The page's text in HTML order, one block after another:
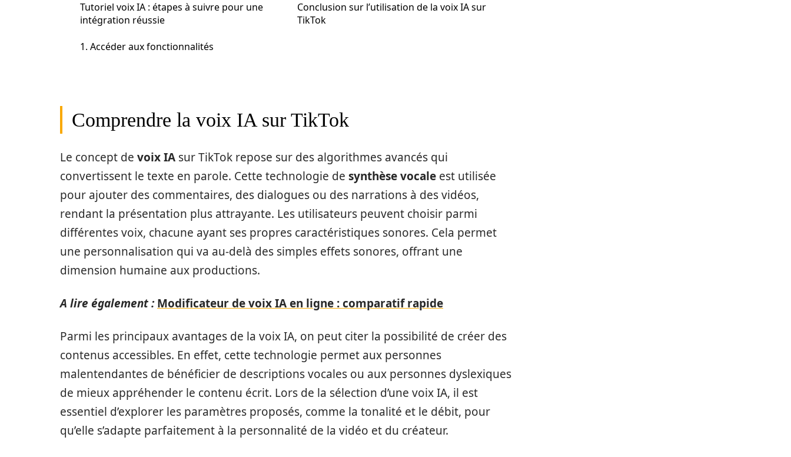
Tutoriel voix IA : étapes à suivre pour une
intégration réussie
1. Accéder aux fonctionnalités
Conclusion sur l’utilisation de la voix IA sur
TikTok
Comprendre la voix IA sur TikTok
Le concept de voix IA sur TikTok repose sur des algorithmes avancés qui
convertissent le texte en parole. Cette technologie de synthèse vocale est utilisée
pour ajouter des commentaires, des dialogues ou des narrations à des vidéos,
rendant la présentation plus attrayante. Les utilisateurs peuvent choisir parmi
différentes voix, chacune ayant ses propres caractéristiques sonores. Cela permet
une personnalisation qui va au-delà des simples effets sonores, offrant une
dimension humaine aux productions.
A lire également : Modificateur de voix IA en ligne : comparatif rapide
Parmi les principaux avantages de la voix IA, on peut citer la possibilité de créer des
contenus accessibles. En effet, cette technologie permet aux personnes
malentendantes de bénéficier de descriptions vocales ou aux personnes dyslexiques
de mieux appréhender le contenu écrit. Lors de la sélection d’une voix IA, il est
essentiel d’explorer les paramètres proposés, comme la tonalité et le débit, pour
qu’elle s’adapte parfaitement à la personnalité de la vidéo et du créateur.